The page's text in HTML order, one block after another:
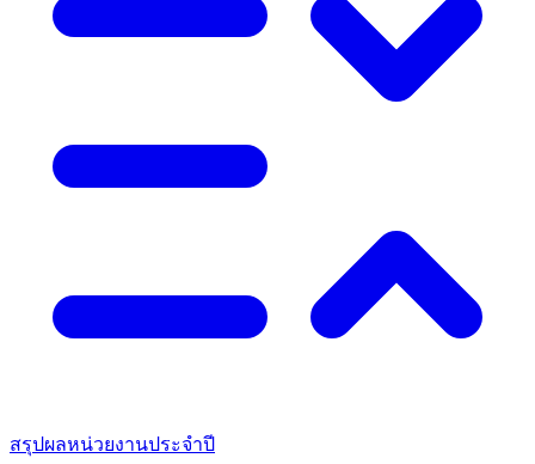
สรุปผลหน่วยงานประจำปี